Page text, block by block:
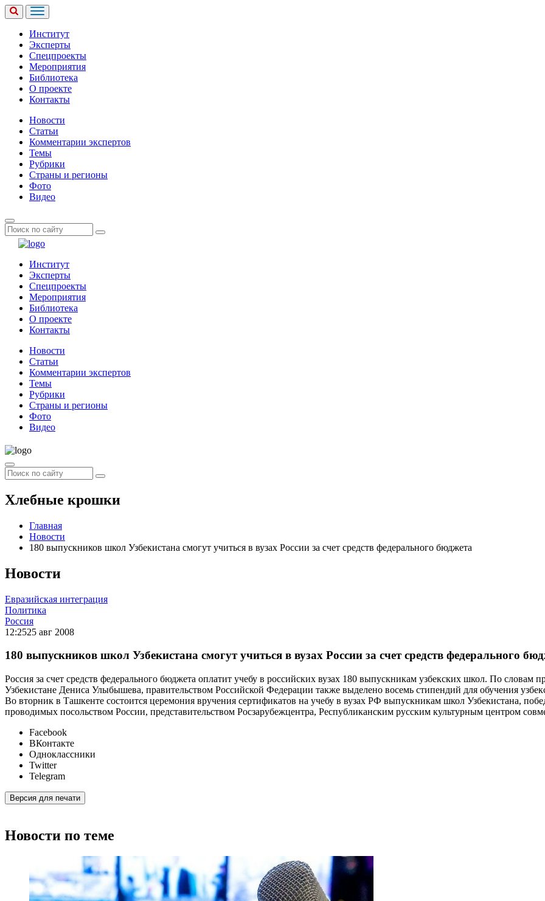
Институт
Эксперты
Спецпроекты
Мероприятия
Библиотека
О проекте
Контакты
Новости
Статьи
Комментарии экспертов
Темы
Рубрики
Страны и регионы
Фото
Видео
Институт
Эксперты
Спецпроекты
Мероприятия
Библиотека
О проекте
Контакты
Новости
Статьи
Комментарии экспертов
Темы
Рубрики
Страны и регионы
Фото
Видео
Хлебные крошки
Главная
Новости
180 выпускников школ Узбекистана смогут учиться в вузах России за счет средств федерального бюджета
Новости
Евразийская интеграция
Политика
Россия
12:2525 авг 2008
180 выпускников школ Узбекистана смогут учиться в вузах России за счет средств федерального
Россия за счет средств федерального бюджета оплатит учебу в российских вузах 180 выпускникам узбекских школ. По словам
Узбекистане Дениса Улыбышева, правительством Российской Федерации также выделено восемь стипендий для обучения
Во вторник в Ташкенте состоится церемония вручения сертификатов на учебу в вузах РФ выпускникам школ Узбекистана,
проводимых посольством России, представительством Росзарубежцентра, Республиканским русским культурным центром
Facebook
ВКонтакте
Одноклассники
Twitter
Telegram
Версия для печати
Новости по теме